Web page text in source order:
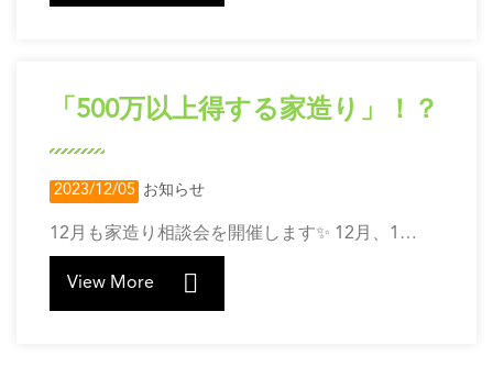
「500万以上得する家造り」！？
2023/12/05 お知らせ
12月も家造り相談会を開催します✨ 12月、1…
View More